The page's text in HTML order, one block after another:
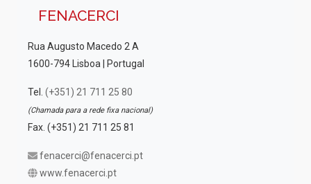
FENACERCI
Rua Augusto Macedo 2 A
1600-794 Lisboa | Portugal
Tel. (+351) 21 711 25 80
(Chamada para a rede fixa nacional)
Fax. (+351) 21 711 25 81
fenacerci@fenacerci.pt
www.fenacerci.pt